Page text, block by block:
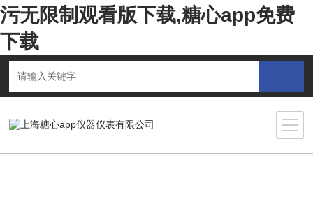
污无限制观看版下载,糖心app免费
下载